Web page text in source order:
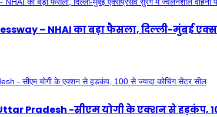
– NHAI का बड़ा फैसला, दिल्ली-मुंबई
Pradesh -सीएम योगी के एक्शन से हड़कंप,